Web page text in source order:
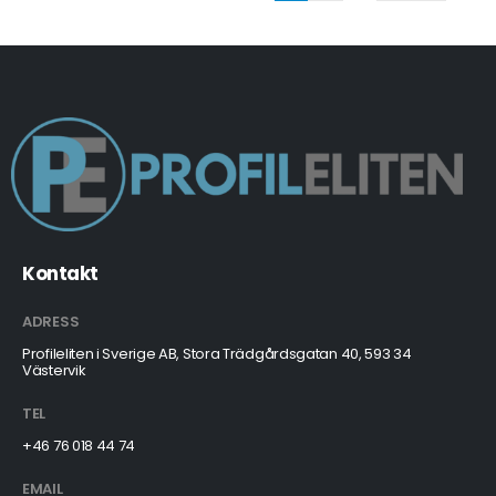
Kontakt
ADRESS
Profileliten i Sverige AB, Stora Trädgårdsgatan 40, 593 34
Västervik
TEL
+46 76 018 44 74
EMAIL